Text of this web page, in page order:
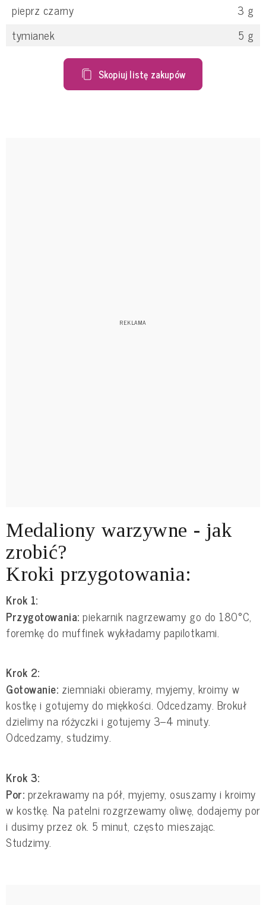
pieprz czarny
3 g
tymianek
5 g
Skopiuj listę zakupów
Medaliony warzywne - jak
zrobić?
Kroki przygotowania:
Krok 1:
Przygotowania: piekarnik nagrzewamy go do 180°C,
foremkę do muffinek wykładamy papilotkami.
Krok 2:
Gotowanie: ziemniaki obieramy, myjemy, kroimy w
kostkę i gotujemy do miękkości. Odcedzamy. Brokuł
dzielimy na różyczki i gotujemy 3–4 minuty.
Odcedzamy, studzimy.
Krok 3:
Por: przekrawamy na pół, myjemy, osuszamy i kroimy
w kostkę. Na patelni rozgrzewamy oliwę, dodajemy por
i dusimy przez ok. 5 minut, często mieszając.
Studzimy.